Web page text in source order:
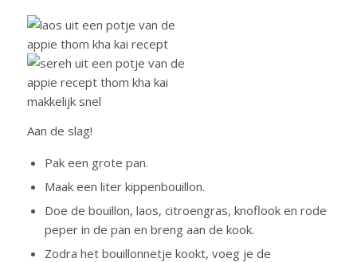
Aan de slag!
Pak een grote pan.
Maak een liter kippenbouillon.
Doe de bouillon, laos, citroengras, knoflook en rode
peper in de pan en breng aan de kook.
Zodra het bouillonnetje kookt, voeg je de